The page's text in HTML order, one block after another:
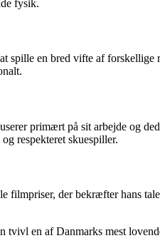
fysik.
spille en bred vifte af
primært på sit arbejde og
respekteret skuespiller.
filmpriser, der bekræfter hans
en af Danmarks mest